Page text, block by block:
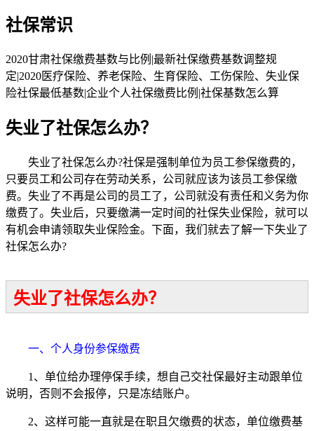
社保常识
2020甘肃社保缴费基数与比例|最新社保缴费基数调整规
定|2020医疗保险、养老保险、生育保险、工伤保险、失业保
险社保最低基数|企业个人社保缴费比例|社保基数怎么算
失业了社保怎么办？
失业了社保怎么办?社保是强制单位为员工参保缴费的，
只要员工和公司存在劳动关系，公司就应该为该员工参保缴
费。失业了不再是公司的员工了，公司就没有责任和义务为你
缴费了。失业后，只要缴满一定时间的社保失业保险，就可以
有机会申请领取失业保险金。下面，我们就去了解一下失业了
社保怎么办?
失业了社保怎么办？
一、个人身份参保缴费
1、单位给办理停保手续，想自己交社保最好主动跟单位
说明，否则不会报停，只是冻结账户。
2、这样可能一直就是在职且欠缴费的状态，单位缴费基